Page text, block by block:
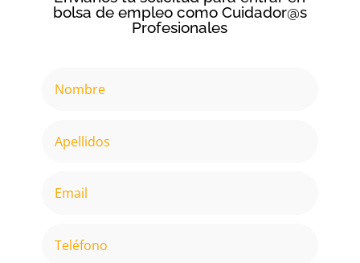
bolsa de empleo como Cuidador@s
Profesionales